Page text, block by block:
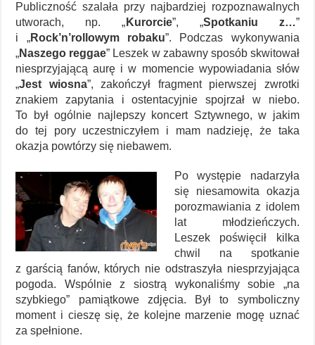
Publiczność szalała przy najbardziej rozpoznawalnych
utworach, np. „ Kurorcie”, „Spotkaniu z…”
i „Rock’n’rollowym robaku”. Podczas wykonywania
„Naszego reggae” Leszek w zabawny sposób skwitował
niesprzyjającą aurę i w momencie wypowiadania słów
„Jest wiosna”, zakończył fragment pierwszej zwrotki
znakiem zapytania i ostentacyjnie spojrzał w niebo.
To był ogólnie najlepszy koncert Sztywnego, w jakim
do tej pory uczestniczyłem i mam nadzieję, że taka
okazja powtórzy się niebawem.
Po występie nadarzyła
się niesamowita okazja
porozmawiania z idolem
lat młodzieńczych.
Leszek poświęcił kilka
chwil na spotkanie
z garścią fanów, których nie odstraszyła niesprzyjająca
pogoda. Wspólnie z siostrą wykonaliśmy sobie „na
szybkiego” pamiątkowe zdjęcia. Był to symboliczny
moment i cieszę się, że kolejne marzenie mogę uznać
za spełnione.